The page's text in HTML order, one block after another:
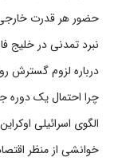
حضور هر قدرت خارجی
نبرد تمدنی در خلیج
درباره لزوم گسترش
چرا احتمال یک دوره
الگوی اسرائیلی
خوانشی از منظر